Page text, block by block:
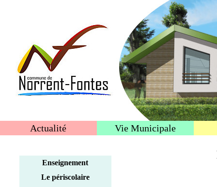
Actualité Vie Municipale
Enseignement
Le périscolaire